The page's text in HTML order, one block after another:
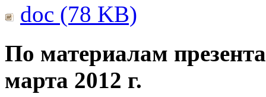
doc (78 KB)
По материалам
марта 2012 г.